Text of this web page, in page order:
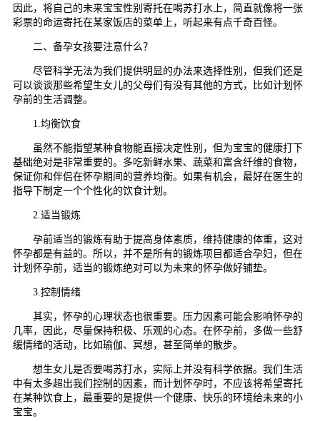
因此，将自己的未来宝宝性别寄托在喝苏打水上，简直就像将一张
彩票的命运寄托在某家饭店的菜单上，听起来有点千奇百怪。
二、备孕女孩要注意什么？
尽管科学无法为我们提供明显的办法来选择性别，但我们还是
可以谈谈那些希望生女儿的父母们有没有其他的方式，比如计划怀
孕前的生活调整。
1.均衡饮食
虽然不能指望某种食物能直接决定性别，但为宝宝的健康打下
基础绝对是非常重要的。多吃新鲜水果、蔬菜和富含纤维的食物，
保证你和伴侣在怀孕期间的营养均衡。如果有机会，最好在医生的
指导下制定一个个性化的饮食计划。
2.适当锻炼
孕前适当的锻炼有助于提高身体素质，维持健康的体重，这对
怀孕都是有益的。所以，并不是所有的锻炼项目都适合孕妇，但在
计划怀孕前，适当的锻炼绝对可以为未来的怀孕做好铺垫。
3.控制情绪
其实，怀孕的心理状态也很重要。压力因素可能会影响怀孕的
几率，因此，尽量保持积极、乐观的心态。在怀孕前，多做一些舒
缓情绪的活动，比如瑜伽、冥想，甚至简单的散步。
想生女儿是否要喝苏打水，实际上并没有科学依据。我们生活
中有太多超出我们控制的因素，而计划怀孕时，不应该将希望寄托
在某种饮食上，最重要的是提供一个健康、快乐的环境给未来的小
宝宝。